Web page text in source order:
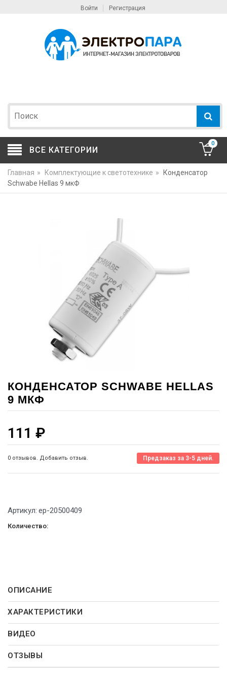
Войти Регистрация
ВСЕ КАТЕГОРИИ
0
Главная » Комплектующие к светотехнике »
Конденсатор
Schwabe Hellas 9 мкФ
КОНДЕНСАТОР SCHWABE HELLAS
9 МКФ
111 ₽
0 отзывов. Добавить отзыв. Предзаказ за 3-5 дней.
Артикул: ep-20500409
Количество:
ОПИСАНИЕ
ХАРАКТЕРИСТИКИ
ВИДЕО
ОТЗЫВЫ